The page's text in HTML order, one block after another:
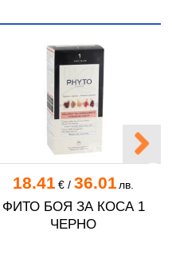
18.41 €/ 36.01 лв.
ФИТО БОЯ ЗА КОСА 1
ЧЕРНО